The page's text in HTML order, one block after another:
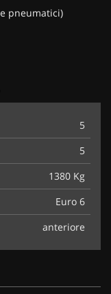
pneumatici)
5
5
1380 Kg
Euro 6
anteriore